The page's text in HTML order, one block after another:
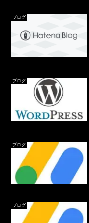
ブログ
ブログ
ブログ
ブログ